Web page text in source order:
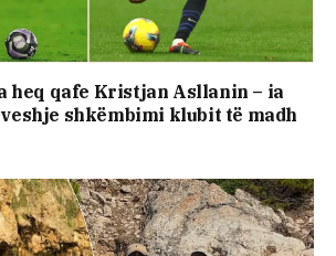
heq qafe Kristjan Asllanin – ia
shkëmbimi klubit të madh